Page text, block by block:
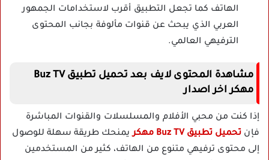
الهاتف كما تجعل التطبيق أقرب لاستخدامات الجمهور
العربي الذي يبحث عن قنوات مألوفة بجانب المحتوى
الترفيهي العالمي.
مشاهدة المحتوى لايف بعد تحميل تطبيق Buz TV
مهكر اخر اصدار
إذا كنت من محبي الأفلام والمسلسلات والقنوات المباشرة
فإن تحميل تطبيق Buz TV مهكر
يمنحك طريقة سهلة للوصول
إلى محتوى ترفيهي متنوع من الهاتف، كثير من المستخدمين